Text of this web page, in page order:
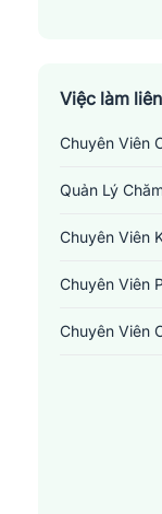
Việc làm
Chuyên Viên
Quản Lý
Chuyên Viên
Chuyên Viên
Chuyên Viên